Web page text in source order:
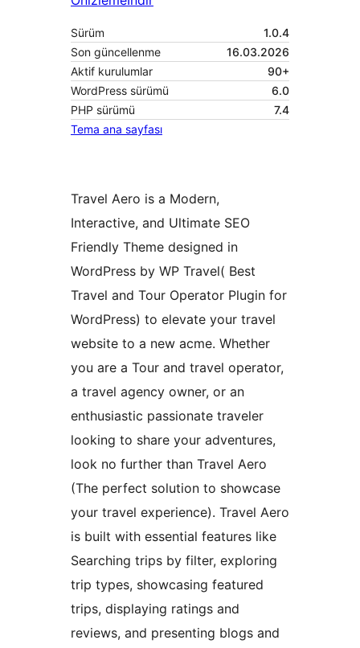
Sürüm
1.0.4
Son güncellenme
16.03.2026
Aktif kurulumlar
90+
WordPress sürümü
6.0
PHP sürümü
7.4
Tema ana sayfası
Travel Aero is a Modern,
Interactive, and Ultimate SEO
Friendly Theme designed in
WordPress by WP Travel( Best
Travel and Tour Operator Plugin for
WordPress) to elevate your travel
website to a new acme. Whether
you are a Tour and travel operator,
a travel agency owner, or an
enthusiastic passionate traveler
looking to share your adventures,
look no further than Travel Aero
(The perfect solution to showcase
your travel experience). Travel Aero
is built with essential features like
Searching trips by filter, exploring
trip types, showcasing featured
trips, displaying ratings and
reviews, and presenting blogs and